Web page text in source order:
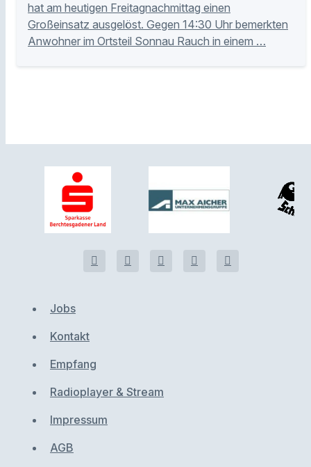
hat am heutigen Freitagnachmittag einen
Großeinsatz ausgelöst. Gegen 14:30 Uhr bemerkten
Anwohner im Ortsteil Sonnau Rauch in einem …
Jobs
Kontakt
Empfang
Radioplayer & Stream
Impressum
AGB